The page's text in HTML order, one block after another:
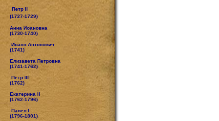
Петр II
(1727-1729)
Анна Иоановна
(1730-1740)
Иоанн Антонович
(1741)
Елизавета Петровна
(1741-1762)
Петр III
(1762)
Екатерина II
(1762-1796)
Павел I
(1796-1801)